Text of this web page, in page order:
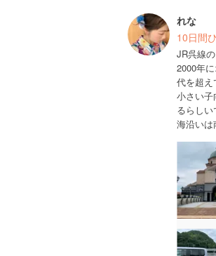
れな
10日間
JR呉線
2000年
代を超
小さい
るらしい
海沿い